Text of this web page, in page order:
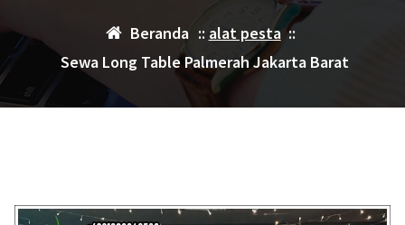
Beranda :: alat pesta::
Sewa Long Table Palmerah Jakarta Barat